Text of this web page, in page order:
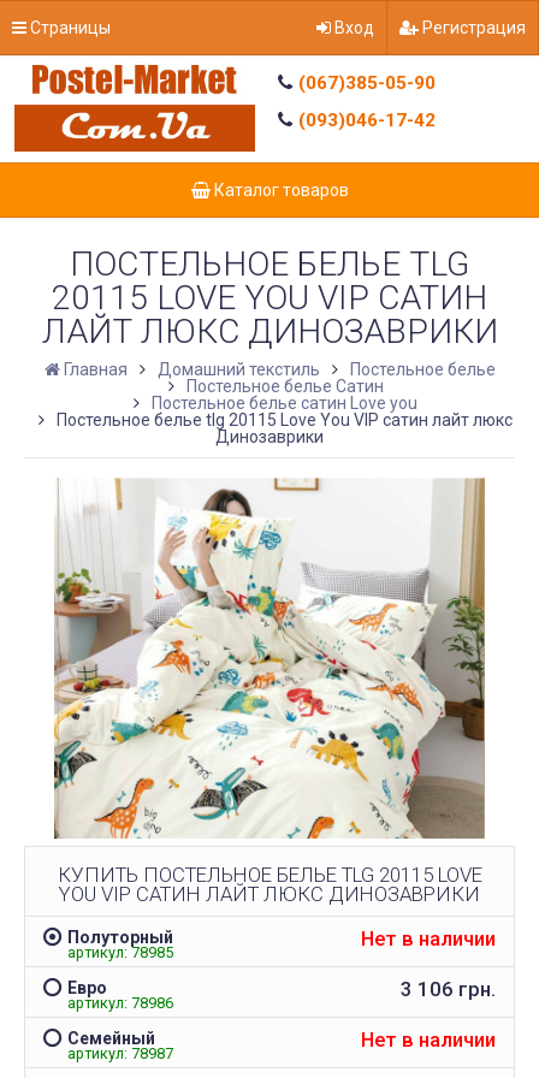
Страницы Вход Регистрация
(067)385-05-90
(093)046-17-42
Каталог товаров
ПОСТЕЛЬНОЕ БЕЛЬЕ TLG
20115 LOVE YOU VIP САТИН
ЛАЙТ ЛЮКС ДИНОЗАВРИКИ
Главная Домашний текстиль
Постельное белье
Постельное белье Сатин
Постельное белье сатин Love you
Постельное белье tlg 20115 Love You VIP сатин лайт люкс
Динозаврики
КУПИТЬ ПОСТЕЛЬНОЕ БЕЛЬЕ TLG 20115 LOVE
YOU VIP САТИН ЛАЙТ ЛЮКС ДИНОЗАВРИКИ
Полуторный
артикул: 78985
Нет в наличии
Евро
артикул: 78986
3 106 грн.
Семейный
артикул: 78987
Нет в наличии